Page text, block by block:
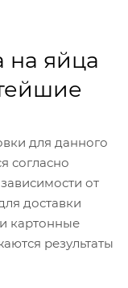
на яйца
для данного
согласно
от
доставки
картонные
результаты